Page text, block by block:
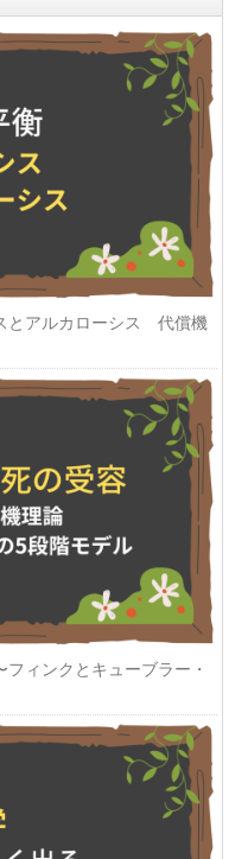
とアルカローシス 代償機
ィンクとキューブラー・